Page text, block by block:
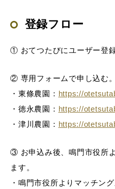
登録フロー
① おてつたびにユーザー登録
② 専用フォームで申し込む。
・東條農園： https://
・徳永農園： https://
・津川農園： https://
③ お申込み後、鳴門市役所
ます。
・鳴門市役所よりマッチン